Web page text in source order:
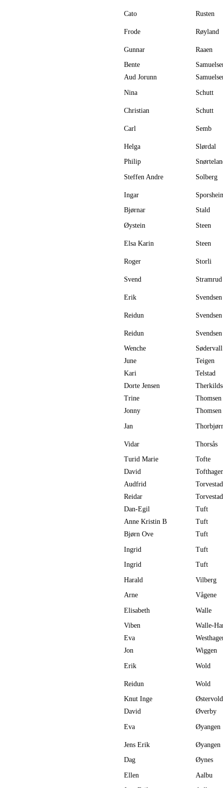
Cato Rusten
Frode Røyland
Gunnar
Raaen
Bente
Aud Jorunn
Nina Schutt
Christian Schutt
Carl Semb
Helga
Slørdal
Philip
Steffen Andre Solberg
Ingar
Bjørnar
Stald
Øystein Steen
Elsa Karin Steen
Roger Storli
Svend Stramrud
Erik Svendsen
Reidun Svendsen
Reidun
Svendsen
Wenche
Sødervall
June
Teigen
Kari
Telstad
Dorte Jensen
Trine
Thomsen
Jonny
Thomsen
Jan
Vidar
Thorsås
Turid Marie
Tofte
David
Audfrid
Torvestad
Reidar
Torvestad
Dan-Egil
Tuft
Anne Kristin B
Tuft
Bjørn Ove
Tuft
Ingrid
Tuft
Ingrid
Tuft
Harald
Vilberg
Arne
Vågene
Elisabeth
Walle
Viben
Walle-
Eva
Jon
Wiggen
Erik Wold
Reidun
Wold
Knut Inge
Østervold
David
Øverby
Eva Øyangen
Jens Erik
Øyangen
Dag
Øynes
Ellen
Aalbu